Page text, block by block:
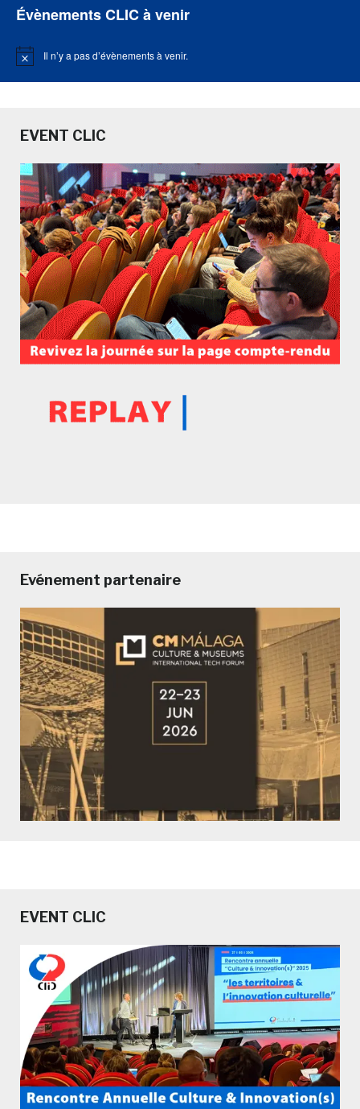
Évènements CLIC à venir
Notice Il n’y a pas d’évènements à venir.
EVENT CLIC
Evénement partenaire
EVENT CLIC